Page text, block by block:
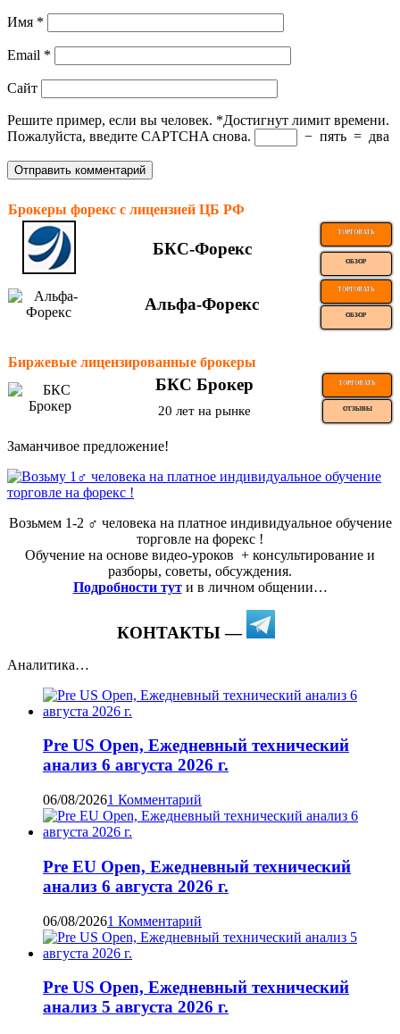
Имя *
Email *
Сайт
Решите пример, если вы человек. *Достигнут лимит времени.
Пожалуйста, введите CAPTCHA снова.
− пять = два
Брокеры форекс с лицензией ЦБ РФ
БКС-Форекс
ТОРГОВАТЬ
ОБЗОР
Альфа-Форекс
ТОРГОВАТЬ
ОБЗОР
Биржевые лицензированные брокеры
БКС Брокер ТОРГОВАТЬ
20 лет на рынке ОТЗЫВЫ
Заманчивое предложение!
Возьмем 1-2 ‍♂️ человека на платное индивидуальное обучение
торговле на форекс !
Обучение на основе видео-уроков ️ + консультирование и
разборы, советы, обсуждения.
Подробности тут и в личном общении…
КОНТАКТЫ —
Аналитика…
Pre US Open, Ежедневный технический
анализ 6 августа 2026 г.
06/08/20261 Комментарий
Pre EU Open, Ежедневный технический
анализ 6 августа 2026 г.
06/08/20261 Комментарий
Pre US Open, Ежедневный технический
анализ 5 августа 2026 г.